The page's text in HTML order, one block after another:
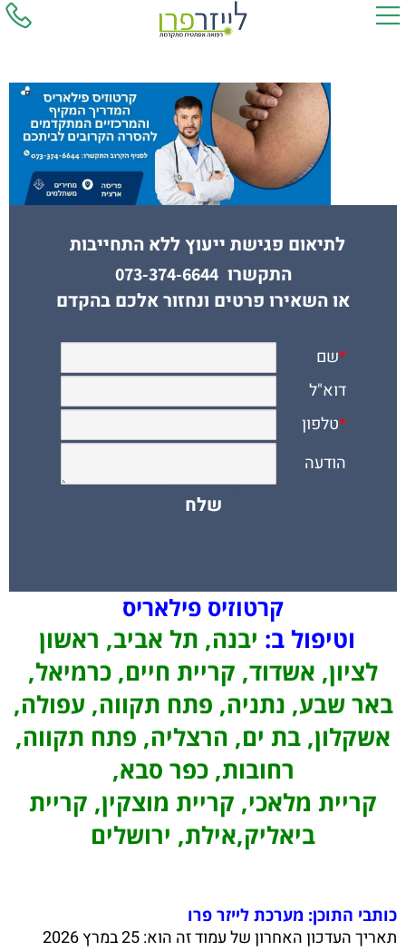
לתיאום פגישת ייעוץ ללא התחייבות
התקשרו073-374-6644
או השאירו פרטים ונחזור אלכם בהקדם
קרטוזיס פילאריס
וטיפול ב: יבנה, תל אביב, ראשון
לציון, אשדוד, קריית חיים, כרמיאל,
באר שבע, נתניה, פתח תקווה, עפולה,
אשקלון, בת ים, הרצליה, פתח תקווה,
רחובות, כפר סבא,
קריית מלאכי, קריית מוצקין, קריית
ביאליק,אילת, ירושלים
כותבי התוכן: מערכת לייזר פרו
תאריך העדכון האחרון של עמוד זה הוא:25 במרץ 2026